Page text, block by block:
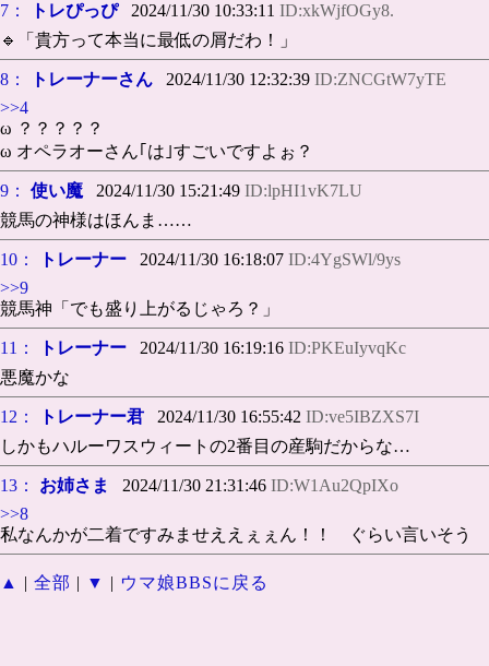
7： トレぴっぴ2024/11/30 10:33:11 ID:xkWjfOGy8.
🔹「貴方って本当に最低の屑だわ！」
8： トレーナーさん 2024/11/30 12:32:39 ID:ZNCGtW7yTE
>>4
ω ？？？？？
ω オペラオーさん｢は｣すごいですよぉ？
9： 使い魔 2024/11/30 15:21:49 ID:lpHI1vK7LU
競馬の神様はほんま……
10： トレーナー 2024/11/30 16:18:07 ID:4YgSWl/9ys
>>9
競馬神「でも盛り上がるじゃろ？」
11： トレーナー 2024/11/30 16:19:16 ID:PKEuIyvqKc
悪魔かな
12： トレーナー君 2024/11/30 16:55:42 ID:ve5IBZXS7I
しかもハルーワスウィートの2番目の産駒だからな…
13： お姉さま 2024/11/30 21:31:46 ID:W1Au2QpIXo
>>8
私なんかが二着ですみませええぇぇん！！ ぐらい言いそう
▲ | 全部 | ▼ | ウマ娘BBSに戻る